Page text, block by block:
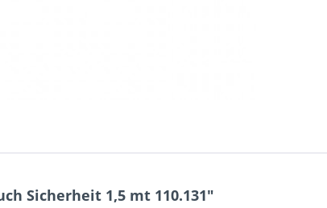
Sicherheit 1,5 mt 110.131"